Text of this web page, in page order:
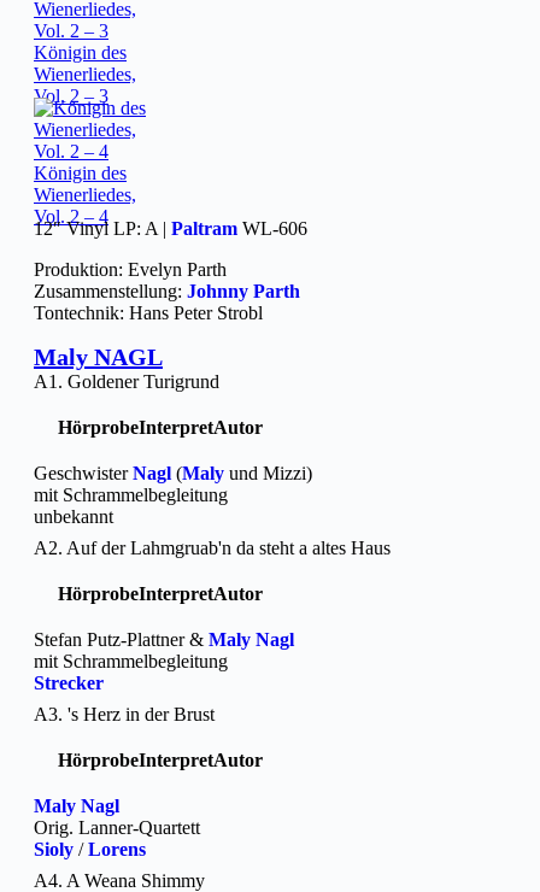
Königin des
Wienerliedes,
Vol. 2 – 3
Königin des
Wienerliedes,
Vol. 2 – 4
12″ Vinyl LP: A | Paltram WL-606
Produktion: Evelyn Parth
Zusammenstellung: Johnny Parth
Tontechnik: Hans Peter Strobl
Maly NAGL
A1. Goldener Turigrund
HörprobeInterpretAutor
GeschwisterNagl (Maly und Mizzi)
mit Schrammelbegleitung
unbekannt
A2. Auf der Lahmgruab'n da steht a altes Haus
HörprobeInterpretAutor
Stefan Putz-Plattner & Maly Nagl
mit Schrammelbegleitung
Strecker
A3. 's Herz in der Brust
HörprobeInterpretAutor
Maly Nagl
Orig. Lanner-Quartett
Sioly /Lorens
A4. A Weana Shimmy